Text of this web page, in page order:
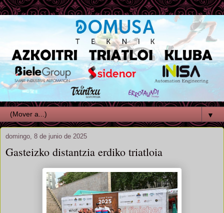
▼
domingo, 8 de junio de 2025
Gasteizko distantzia erdiko triatloia